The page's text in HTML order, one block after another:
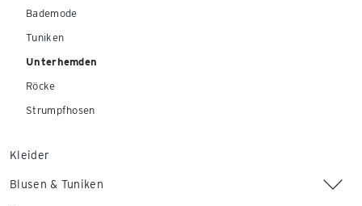
Bademode
Tuniken
Unterhemden
Röcke
Strumpfhosen
Kleider
Blusen & Tuniken